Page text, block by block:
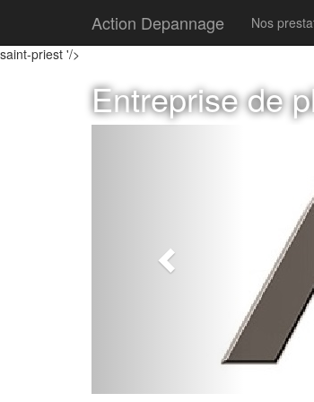
saint-priest '/>
Action Depannage Nos
Entreprise de